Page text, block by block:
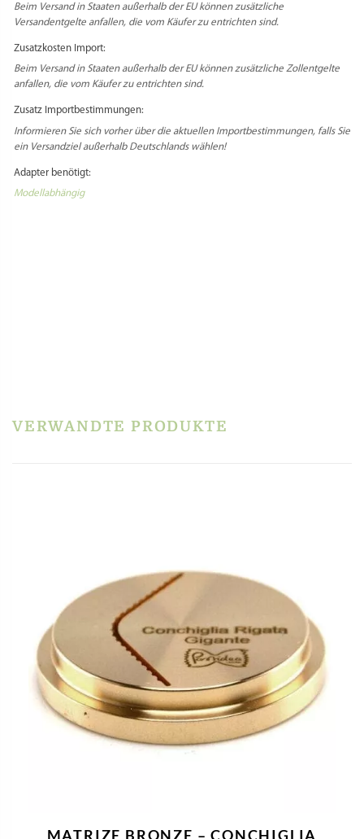
Beim Versand in Staaten außerhalb der EU können zusätzliche
Versandentgelte anfallen, die vom Käufer zu entrichten sind.
Zusatzkosten Import:
Beim Versand in Staaten außerhalb der EU können zusätzliche Zollentgelte
anfallen, die vom Käufer zu entrichten sind.
Zusatz Importbestimmungen:
Informieren Sie sich vorher über die aktuellen Importbestimmungen, falls Sie
ein Versandziel außerhalb Deutschlands wählen!
Adapter benötigt:
Modellabhängig
Fimar MPF 1.5, PF15E und andere“
VERWANDTE PRODUKTE
MATRIZE BRONZE – CONCHIGLIA